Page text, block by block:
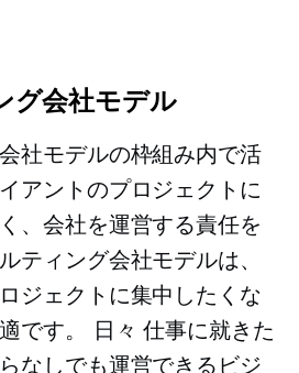
グ会社モデル
社モデルの枠組み内で活
アントのプロジェクトに
、会社を運営する責任を
ティング会社モデルは、
ジェクトに集中したくな
です。
日々 仕事に就きた
なしでも運営できるビジ